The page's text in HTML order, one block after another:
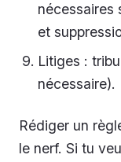
nécessaires
et
Litiges :
nécessaire).
Rédiger un
le nerf. Si tu